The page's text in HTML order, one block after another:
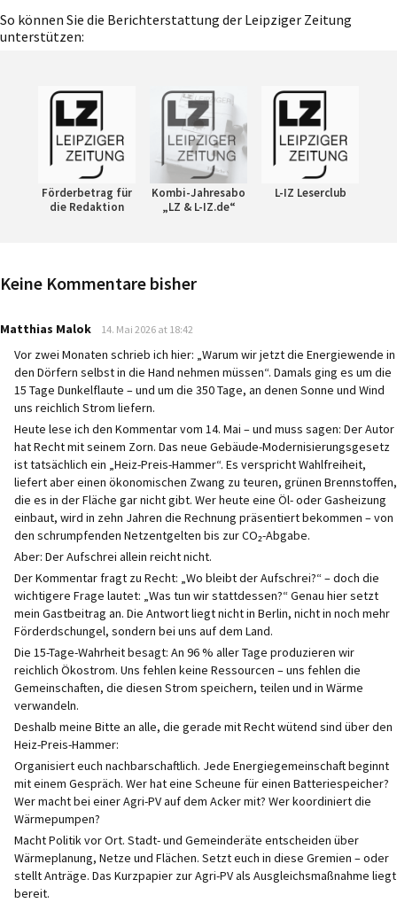
So können Sie die Berichterstattung der Leipziger Zeitung
unterstützen:
Förderbetrag für
die Redaktion
Kombi-Jahresabo
„LZ & L-IZ.de“
L-IZ Leserclub
Keine Kommentare bisher
Matthias Malok says:
14. Mai 2026 at 18:42
Vor zwei Monaten schrieb ich hier: „Warum wir jetzt die Energiewende in
den Dörfern selbst in die Hand nehmen müssen“. Damals ging es um die
15 Tage Dunkelflaute – und um die 350 Tage, an denen Sonne und Wind
uns reichlich Strom liefern.
Heute lese ich den Kommentar vom 14. Mai – und muss sagen: Der Autor
hat Recht mit seinem Zorn. Das neue Gebäude-Modernisierungsgesetz
ist tatsächlich ein „Heiz-Preis-Hammer“. Es verspricht Wahlfreiheit,
liefert aber einen ökonomischen Zwang zu teuren, grünen Brennstoffen,
die es in der Fläche gar nicht gibt. Wer heute eine Öl- oder Gasheizung
einbaut, wird in zehn Jahren die Rechnung präsentiert bekommen – von
den schrumpfenden Netzentgelten bis zur CO₂-Abgabe.
Aber: Der Aufschrei allein reicht nicht.
Der Kommentar fragt zu Recht: „Wo bleibt der Aufschrei?“ – doch die
wichtigere Frage lautet: „Was tun wir stattdessen?“ Genau hier setzt
mein Gastbeitrag an. Die Antwort liegt nicht in Berlin, nicht in noch mehr
Förderdschungel, sondern bei uns auf dem Land.
Die 15-Tage-Wahrheit besagt: An 96 % aller Tage produzieren wir
reichlich Ökostrom. Uns fehlen keine Ressourcen – uns fehlen die
Gemeinschaften, die diesen Strom speichern, teilen und in Wärme
verwandeln.
Deshalb meine Bitte an alle, die gerade mit Recht wütend sind über den
Heiz-Preis-Hammer:
Organisiert euch nachbarschaftlich. Jede Energiegemeinschaft beginnt
mit einem Gespräch. Wer hat eine Scheune für einen Batteriespeicher?
Wer macht bei einer Agri-PV auf dem Acker mit? Wer koordiniert die
Wärmepumpen?
Macht Politik vor Ort. Stadt- und Gemeinderäte entscheiden über
Wärmeplanung, Netze und Flächen. Setzt euch in diese Gremien – oder
stellt Anträge. Das Kurzpapier zur Agri-PV als Ausgleichsmaßnahme liegt
bereit.